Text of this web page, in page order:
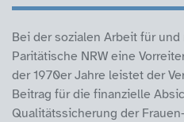
Bei der sozialen Arbeit für
Paritätische NRW eine
der 1970er Jahre leistet der
Beitrag für die finanzielle
Qualitätssicherung der